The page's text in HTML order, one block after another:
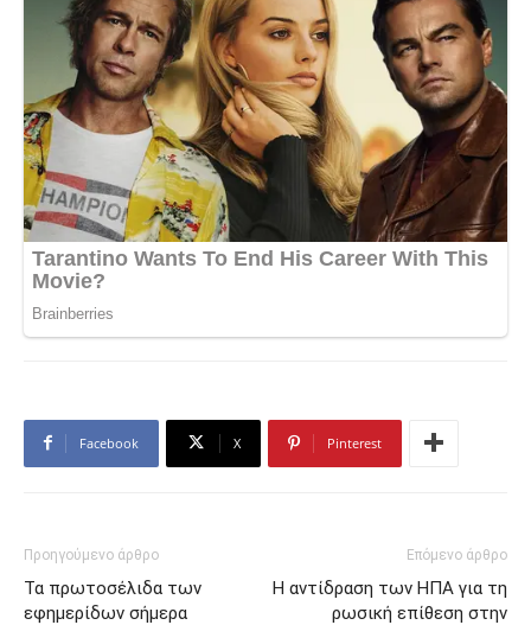
Facebook X Pinterest
Προηγούμενο άρθρο
Τα πρωτοσέλιδα των
εφημερίδων σήμερα
Επόμενο άρθρο
Η αντίδραση των ΗΠΑ για τη
ρωσική επίθεση στην